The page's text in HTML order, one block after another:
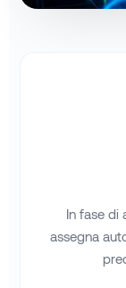
In fase di
assegna